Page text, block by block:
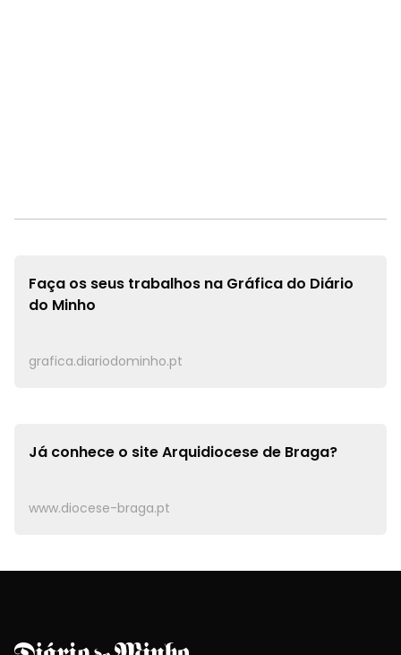
Faça os seus trabalhos na Gráfica do Diário
do Minho
grafica.diariodominho.pt
Já conhece o siteArquidiocese de Braga?
www.diocese-braga.pt